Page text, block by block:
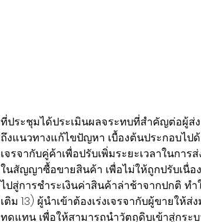
ที่ประชุมได้ประเมินผลจระทบที่สำคัญต่อผู้ส่
ถึงแนวทางแก้ไขปัญหา เบื้องต้นประกอบไปด้
เจรจากับคู่ค้าเพื่อปรับเพิ่มระยะเวลาในกา
ในสัญญาซื้อขายสินค้า เพื่อไม่ให้ถูกปรับเนื่อ
ไปสู่การชำระเงินค่าสินค้าล่าช้าจากปกติ ท
เติม 1.3) ผู้นำเข้าต้องเร่งเจรจากับผู้ขายใ
ทดแทน เพื่อให้สามารถนำวัตถุดิบเข้าสู่กระ